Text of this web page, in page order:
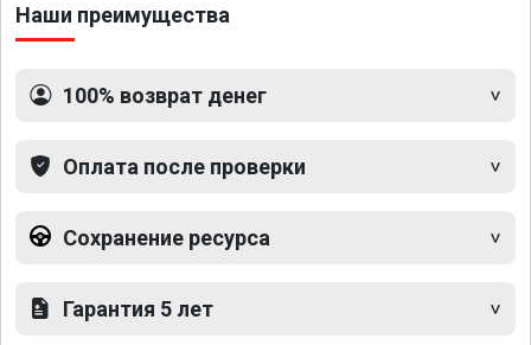
Наши преимущества
100% возврат денег
Оплата после проверки
Сохранение ресурса
Гарантия 5 лет